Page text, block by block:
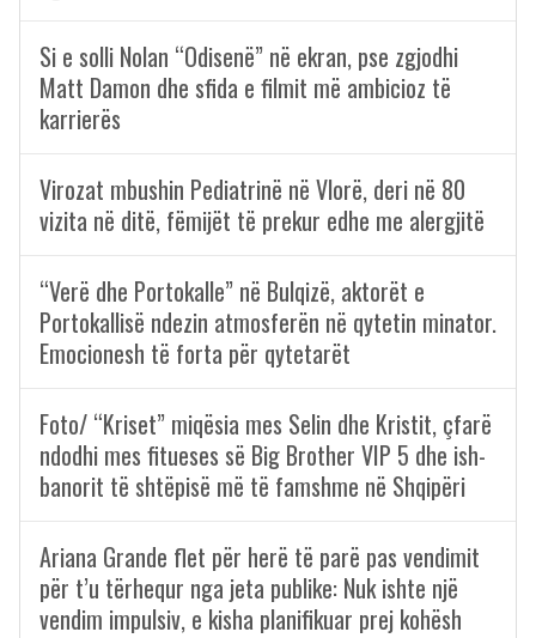
Si e solli Nolan “Odisenë” në ekran, pse zgjodhi
Matt Damon dhe sfida e filmit më ambicioz të
karrierës
Virozat mbushin Pediatrinë në Vlorë, deri në 80
vizita në ditë, fëmijët të prekur edhe me alergjitë
“Verë dhe Portokalle” në Bulqizë, aktorët e
Portokallisë ndezin atmosferën në qytetin minator.
Emocionesh të forta për qytetarët
Foto/ “Kriset” miqësia mes Selin dhe Kristit, çfarë
ndodhi mes fitueses së Big Brother VIP 5 dhe ish-
banorit të shtëpisë më të famshme në Shqipëri
Ariana Grande flet për herë të parë pas vendimit
për t’u tërhequr nga jeta publike: Nuk ishte një
vendim impulsiv, e kisha planifikuar prej kohësh